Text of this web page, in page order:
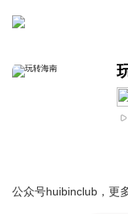
公众号huibinclub，更